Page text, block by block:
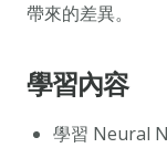
帶來的差異。
學習內容
學習 Neural